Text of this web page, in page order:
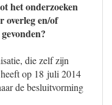
het onderzoeken
overleg en/of
die zelf zijn
op 18 juli 2014
de besluitvorming